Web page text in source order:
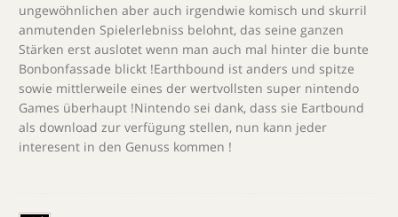
ungewöhnlichen aber auch irgendwie komisch und skurril
anmutenden Spielerlebniss belohnt, das seine ganzen
Stärken erst auslotet wenn man auch mal hinter die bunte
Bonbonfassade blickt !Earthbound ist anders und spitze
sowie mittlerweile eines der wertvollsten super nintendo
Games überhaupt !Nintendo sei dank, dass sie Eartbound
als download zur verfügung stellen, nun kann jeder
interesent in den Genuss kommen !